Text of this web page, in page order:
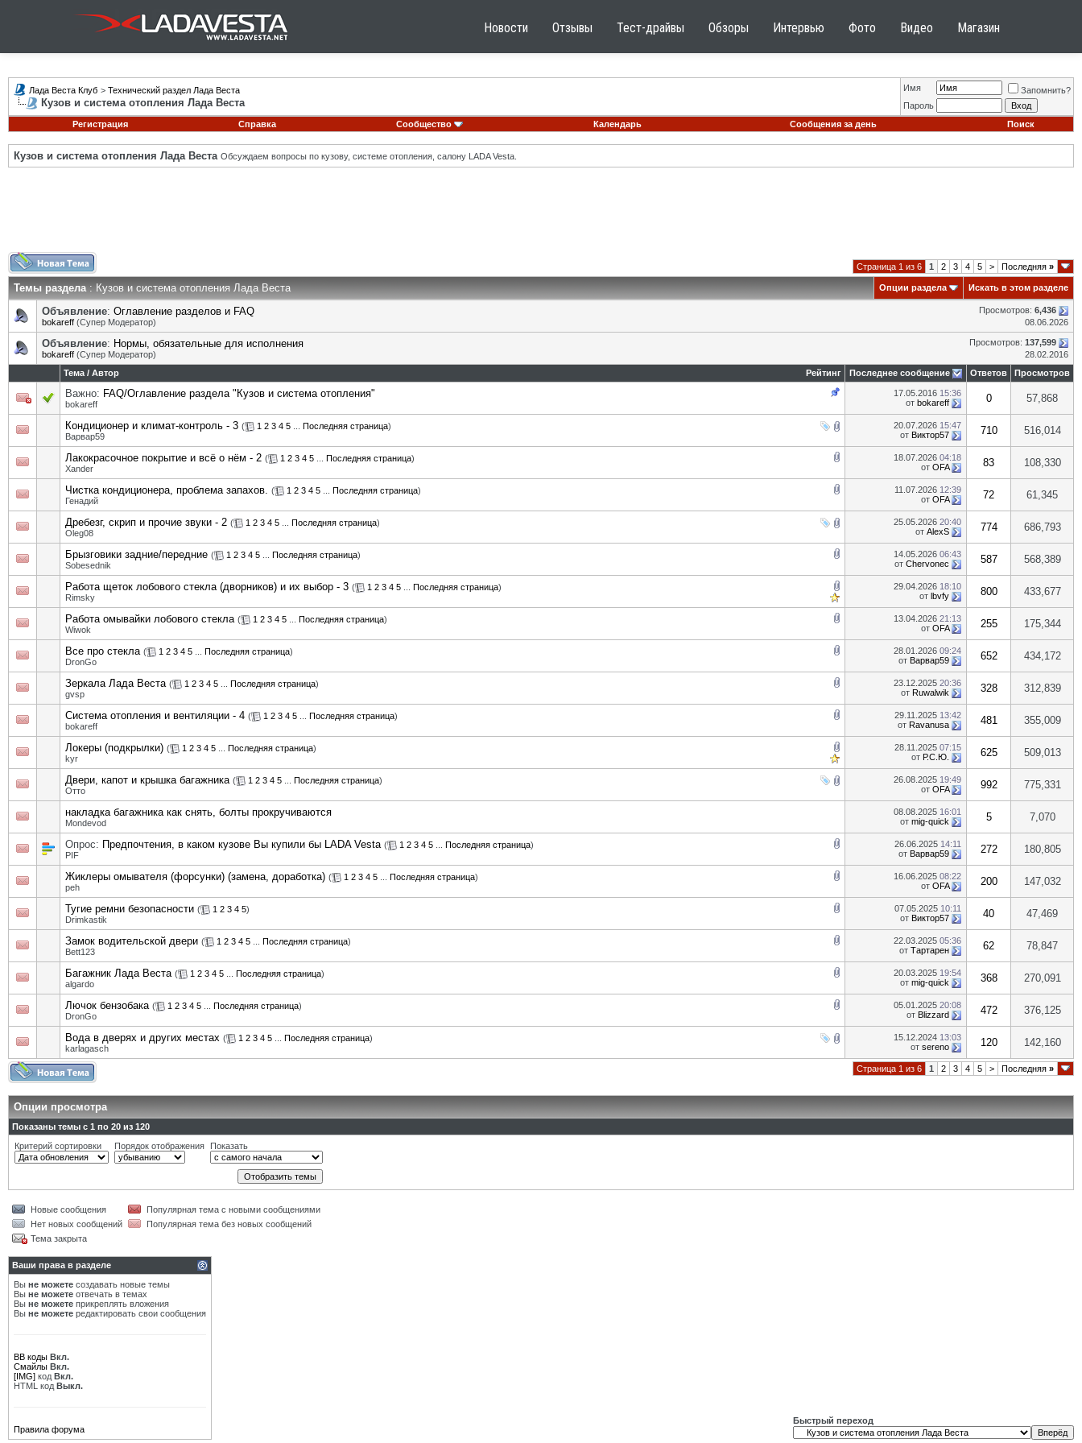
Новости Отзывы Тест-драйвы Обзоры Интервью Фото Видео Магазин
Лада Веста Клуб > Технический раздел Лада Веста
Кузов и система отопления Лада Веста
Имя
Запомнить?
Пароль
Регистрация
Справка Сообщество Календарь Сообщения за день Поиск
Кузов и система отопления Лада Веста Обсуждаем вопросы по кузову, системе отопления, салону LADA Vesta.
Страница 1 из 6 1 2 3 4 5 > Последняя »
Темы раздела: Кузов и система отопления Лада Веста Опции раздела Искать в этом разделе
Просмотров: 6,436
Объявление: Оглавление разделов и FAQ
08.06.2026
bokareff (Супер Модератор)
Просмотров: 137,599
Объявление: Нормы, обязательные для исполнения
28.02.2016
bokareff (Супер Модератор)
Рейтинг
Тема / Автор Последнее сообщение Ответов Просмотров
Важно: FAQ/Оглавление раздела "Кузов и система отопления"
bokareff
17.05.2016 15:36
от bokareff 0 57,868
Кондиционер и климат-контроль - 3 ( 1 2 3 4 5 Последняя страница)
Варвар59
20.07.2026 15:47
от Виктор57 710 516,014
Лакокрасочное покрытие и всё о нём - 2 ( 1 2 3 4 5 Последняя страница)
Xander
18.07.2026 04:18
от OFA 83 108,330
Чистка кондиционера, проблема запахов. ( 1 2 3 4 5 Последняя страница)
Генадий
11.07.2026 12:39
от OFA 72 61,345
Дребезг, скрип и прочие звуки - 2 ( 1 2 3 4 5 Последняя страница)
Oleg08
25.05.2026 20:40
от AlexS 774 686,793
Брызговики задние/передние ( 1 2 3 4 5 Последняя страница)
Sobesednik
14.05.2026 06:43
от Chervonec 587 568,389
Работа щеток лобового стекла (дворников) и их выбор - 3 ( 1 2 3 4 5 Последняя страница)
Rimsky
29.04.2026 18:10
от lbvfy 800 433,677
Работа омывайки лобового стекла ( 1 2 3 4 5 Последняя страница)
Wiwok
13.04.2026 21:13
от OFA 255 175,344
Все про стекла ( 1 2 3 4 5 Последняя страница)
DronGo
28.01.2026 09:24
от Варвар59 652 434,172
Зеркала Лада Веста ( 1 2 3 4 5 Последняя страница)
gvsp
23.12.2025 20:36
от Ruwalwik 328 312,839
Система отопления и вентиляции - 4 ( 1 2 3 4 5 Последняя страница)
bokareff
29.11.2025 13:42
от Ravanusa 481 355,009
Локеры (подкрылки) ( 1 2 3 4 5 Последняя страница)
kyr
28.11.2025 07:15
от Р.С.Ю. 625 509,013
Двери, капот и крышка багажника ( 1 2 3 4 5 Последняя страница)
Отто
26.08.2025 19:49
от OFA 992 775,331
накладка багажника как снять, болты прокручиваются
Mondevod
08.08.2025 16:01
от mig-quick 5 7,070
Опрос: Предпочтения, в каком кузове Вы купили бы LADA Vesta ( 1 2 3 4 5 Последняя страница)
PIF
26.06.2025 14:11
от Варвар59 272 180,805
Жиклеры омывателя (форсунки) (замена, доработка) ( 1 2 3 4 5 Последняя страница)
peh
16.06.2025 08:22
от OFA 200 147,032
Тугие ремни безопасности ( 1 2 3 4 5)
Drimkastik
07.05.2025 10:11
от Виктор57 40 47,469
Замок водительской двери ( 1 2 3 4 5 Последняя страница)
Bett123
22.03.2025 05:36
от Тартарен 62 78,847
Багажник Лада Веста ( 1 2 3 4 5 Последняя страница)
algardo
20.03.2025 19:54
от mig-quick 368 270,091
Лючок бензобака ( 1 2 3 4 5 Последняя страница)
DronGo
05.01.2025 20:08
от Blizzard 472 376,125
Вода в дверях и других местах ( 1 2 3 4 5 Последняя страница)
karlagasch
15.12.2024 13:03
от sereno 120 142,160
Страница 1 из 6 1 2 3 4 5 > Последняя »
Опции просмотра
Показаны темы с 1 по 20 из 120
Критерий сортировки
Порядок отображения Показать
Новые сообщения
Популярная тема с новыми сообщениями
Нет новых сообщений
Популярная тема без новых сообщений
Тема закрыта
Ваши права в разделе
Вы не можете создавать новые темы
Вы не можете отвечать в темах
Вы не можете прикреплять вложения
Вы не можете редактировать свои сообщения
BB коды Вкл.
Смайлы Вкл.
[IMG] код Вкл.
HTML код Выкл.
Правила форума
Быстрый переход